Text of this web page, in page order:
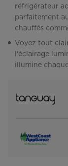
réfrigérateur
parfaitement
chauffés
Voyez tout
l'éclairage
illumine